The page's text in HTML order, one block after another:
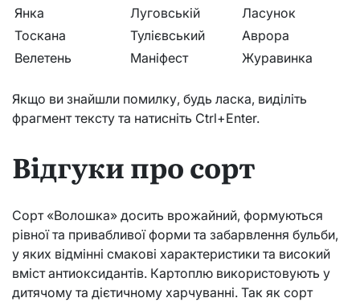
Янка
Луговській
Ласунок
Тоскана
Тулієвський
Аврора
Велетень
Маніфест Журавинка
Якщо ви знайшли помилку, будь ласка, виділіть
фрагмент тексту та натисніть Ctrl+Enter.
Відгуки про сорт
Сорт «Волошка» досить врожайний, формуються
рівної та привабливої ​​форми та забарвлення бульби,
у яких відмінні смакові характеристики та високий
вміст антиоксидантів. Картоплю використовують у
дитячому та дієтичному харчуванні. Так як сорт